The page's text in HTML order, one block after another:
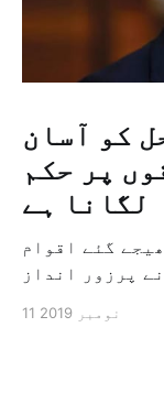
کو آسان
پر حکم
لگانا ہے
گئے اقوام
پرزور انداز
کے لئے ایک
11 نومبر 2019